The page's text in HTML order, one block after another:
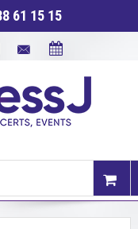
61 15 15